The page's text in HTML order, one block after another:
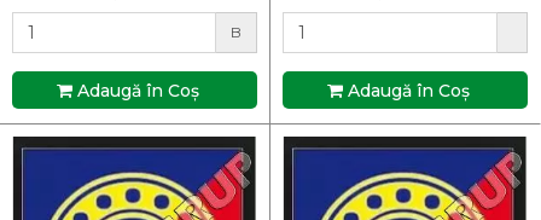
B
Adaugă în Coş Adaugă în Coş